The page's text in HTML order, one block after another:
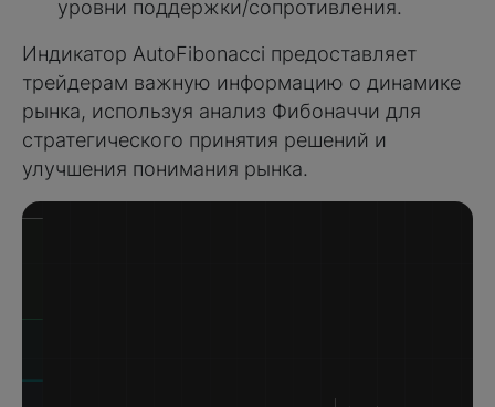
уровни поддержки/сопротивления.
Индикатор AutoFibonacci предоставляет
трейдерам важную информацию о динамике
рынка, используя анализ Фибоначчи для
стратегического принятия решений и
улучшения понимания рынка.